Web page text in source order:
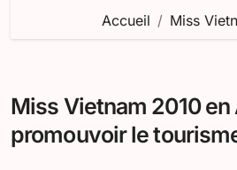
Accueil Miss
Miss Vietnam 2010 en
promouvoir le